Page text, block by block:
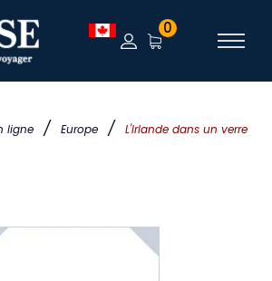
ligne / Europe / L'Irlande dans un verre
0